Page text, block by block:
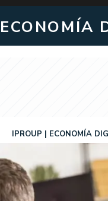
ECONOMÍA
IPROUP ECONOMÍA